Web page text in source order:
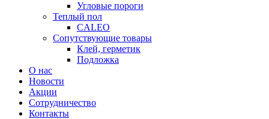
Угловые пороги
Теплый пол
CALEO
Сопутствующие товары
Клей, герметик
Подложка
О нас
Новости
Акции
Сотрудничество
Контакты